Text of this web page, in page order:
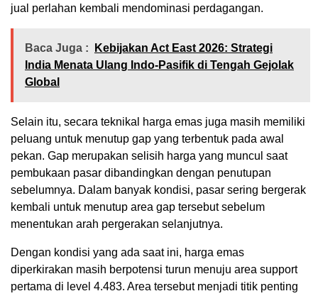
jual perlahan kembali mendominasi perdagangan.
Baca Juga :
Kebijakan Act East 2026: Strategi
India Menata Ulang Indo-Pasifik di Tengah Gejolak
Global
Selain itu, secara teknikal harga emas juga masih memiliki
peluang untuk menutup gap yang terbentuk pada awal
pekan. Gap merupakan selisih harga yang muncul saat
pembukaan pasar dibandingkan dengan penutupan
sebelumnya. Dalam banyak kondisi, pasar sering bergerak
kembali untuk menutup area gap tersebut sebelum
menentukan arah pergerakan selanjutnya.
Dengan kondisi yang ada saat ini, harga emas
diperkirakan masih berpotensi turun menuju area support
pertama di level 4.483. Area tersebut menjadi titik penting